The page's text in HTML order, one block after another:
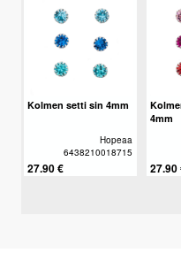
Kolmen setti sin 4mm
Hopeaa
6438210018715
27.90 €
4mm
27.90